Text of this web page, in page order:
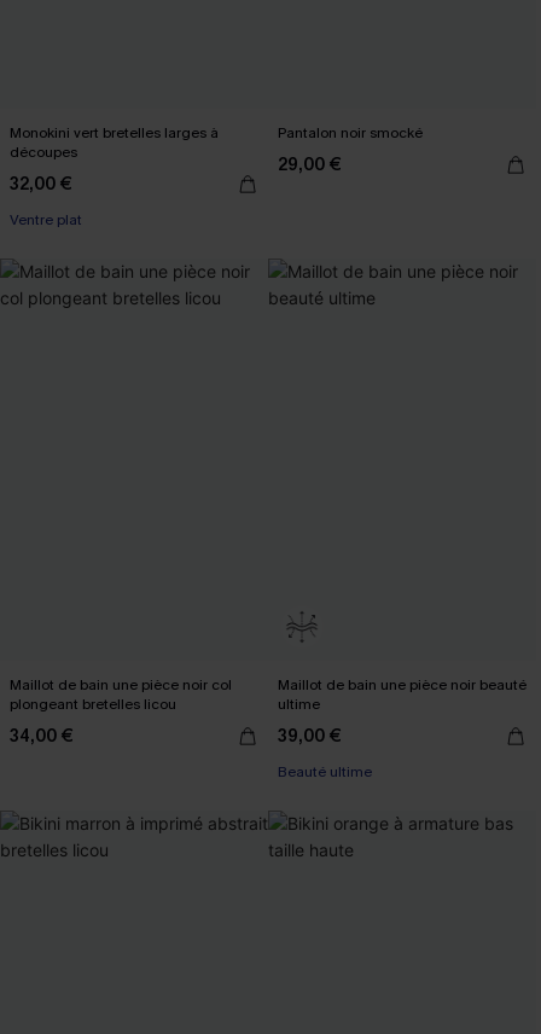
Monokini vert bretelles larges à
découpes
32,00 €
Ventre plat
Pantalon noir smocké
29,00 €
Maillot de bain une pièce noir col
plongeant bretelles licou
34,00 €
Maillot de bain une pièce noir beauté
ultime
39,00 €
Beauté ultime